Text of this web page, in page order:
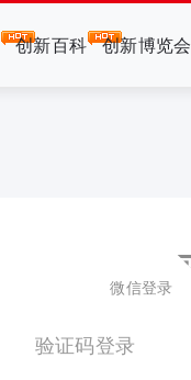
创新百科 创新博览会
微信登录
验证码登录